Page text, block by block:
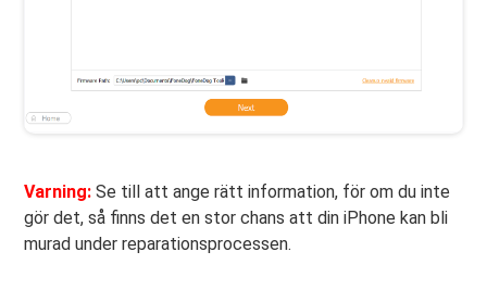
Varning: Se till att ange rätt information, för om du inte
gör det, så finns det en stor chans att din iPhone kan bli
murad under reparationsprocessen.